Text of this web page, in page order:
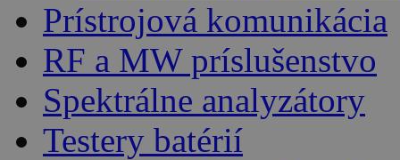
Prístrojová komunikácia
RF a MW príslušenstvo
Spektrálne analyzátory
Testery batérií